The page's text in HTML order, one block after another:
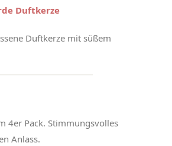
Duftkerze
Duftkerze mit süßem
4er Pack. Stimmungsvolles
Anlass.